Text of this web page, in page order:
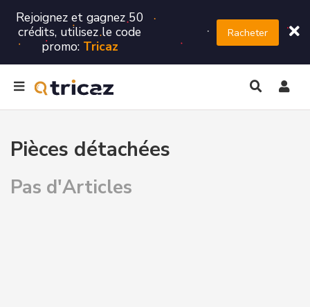
Rejoignez et gagnez 50
crédits, utilisez le code
promo: Tricaz
Racheter
Pièces détachées
Pas d'Articles